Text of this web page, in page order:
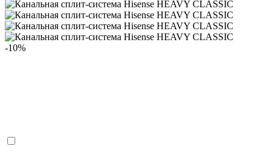
-10%